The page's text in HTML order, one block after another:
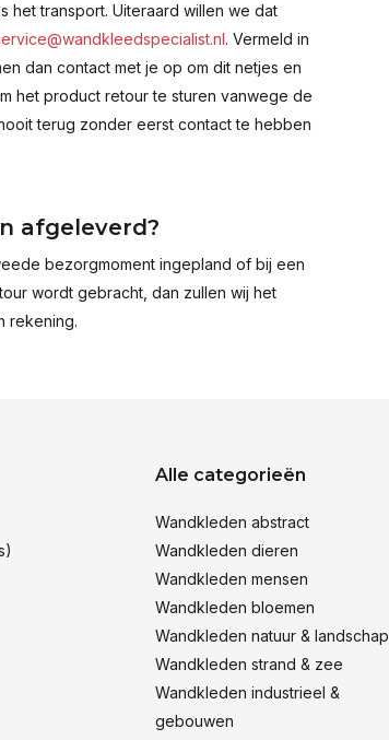
het transport. Uiteraard willen we dat
. Vermeld in
dan contact met je op om dit netjes en
het product retour te sturen vanwege de
terug zonder eerst contact te hebben
afgeleverd?
bezorgmoment ingepland of bij een
wordt gebracht, dan zullen wij het
rekening.
Alle categorieën
Wandkleden abstract
Wandkleden dieren
Wandkleden mensen
Wandkleden bloemen
Wandkleden natuur & landschap
Wandkleden strand & zee
Wandkleden industrieel &
gebouwen